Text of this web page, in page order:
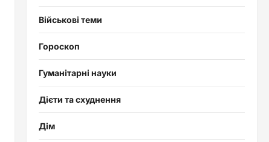
Військові теми
Гороскоп
Гуманітарні науки
Дієти та схуднення
Дім